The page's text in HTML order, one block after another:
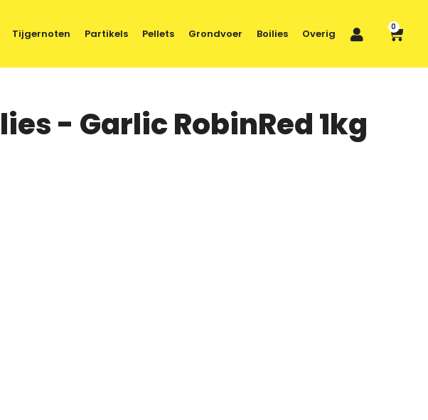
Tijgernoten Partikels Pellets Grondvoer Boilies Overig
0
- Garlic RobinRed 1kg